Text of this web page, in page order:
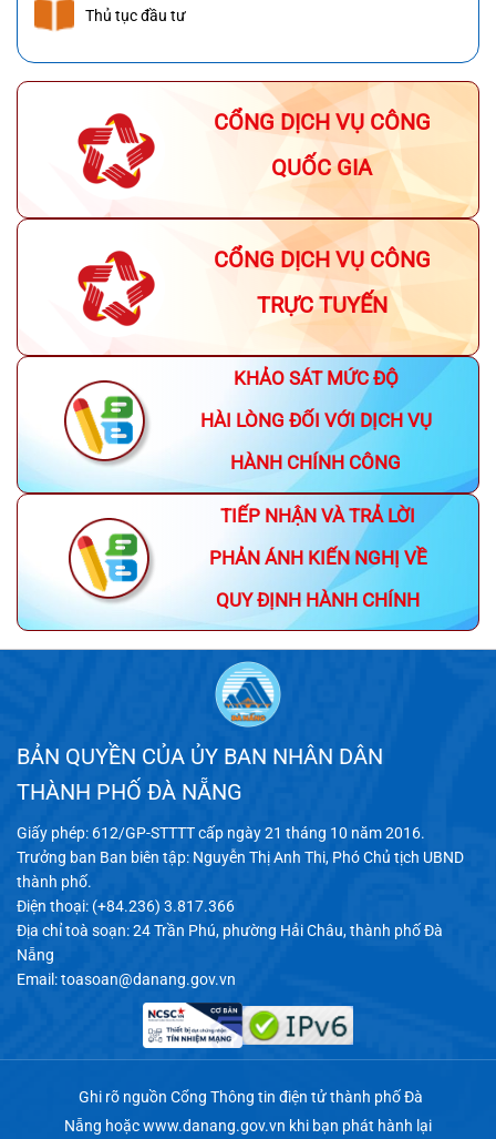
Thủ tục đầu tư
CỔNG DỊCH VỤ CÔNG
QUỐC GIA
CỔNG DỊCH VỤ CÔNG
TRỰC TUYẾN
KHẢO SÁT MỨC ĐỘ
HÀI LÒNG ĐỐI VỚI DỊCH VỤ
HÀNH CHÍNH CÔNG
TIẾP NHẬN VÀ TRẢ LỜI
PHẢN ÁNH KIẾN NGHỊ VỀ
QUY ĐỊNH HÀNH CHÍNH
BẢN QUYỀN CỦA ỦY BAN NHÂN DÂN
THÀNH PHỐ ĐÀ NẴNG
Giấy phép: 612/GP-STTTT cấp ngày 21 tháng 10 năm 2016.
Trưởng ban Ban biên tập: Nguyễn Thị Anh Thi, Phó Chủ tịch UBND
thành phố.
Điện thoại: (+84.236) 3.817.366
Địa chỉ toà soạn: 24 Trần Phú, phường Hải Châu, thành phố Đà
Nẵng
Email:toasoan@danang.gov.vn
Ghi rõ nguồn Cổng Thông tin điện tử thành phố Đà
Nẵng hoặcwww.danang.gov.vn khi bạn phát hành lại